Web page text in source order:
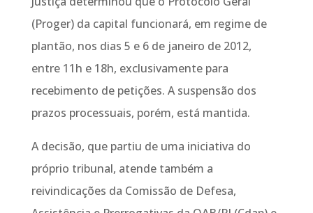
(Proger) da capital funcionará, em regime de
plantão, nos dias 5 e 6 de janeiro de 2012,
entre 11h e 18h, exclusivamente para
recebimento de petições. A suspensão dos
prazos processuais, porém, está mantida.
A decisão, que partiu de uma iniciativa do
próprio tribunal, atende também a
reivindicações da Comissão de Defesa,